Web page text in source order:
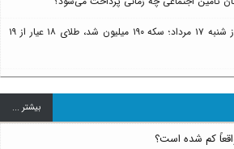
قیمت طلا، سکه و دلار امروز شنبه ۱۷ مرداد؛ سکه ۱۹۰ میلیون شد، طلای ۱۸ عیار از ۱۹
بيشتر ...
کم شده است؟